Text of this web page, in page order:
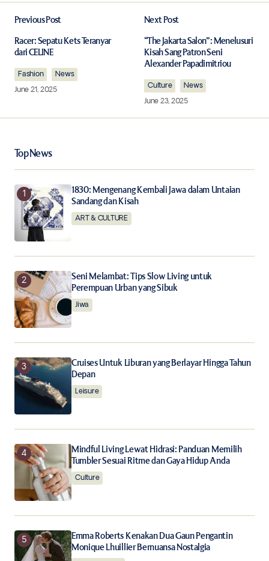
Required fields are marked*
Comment
Your Name
Your E-mail*
Save my name, email, and website in this browser for
the next time I comment.
Notify me of new posts by email.
Submit Comment
Previous Post
Racer: Sepatu Kets Teranyar
dari CELINE
Fashion
News
June 21, 2025
Next Post
“The Jakarta Salon”: Menelusuri
Kisah Sang Patron Seni
Alexander Papadimitriou
Culture
News
June 23, 2025
Top News
1830: Mengenang Kembali Jawa dalam Untaian
Sandang dan Kisah
ART & CULTURE
Seni Melambat: Tips Slow Living untuk
Perempuan Urban yang Sibuk
Jiwa
Cruises Untuk Liburan yang Berlayar Hingga Tahun
Depan
Leisure
Mindful Living Lewat Hidrasi: Panduan Memilih
Tumbler Sesuai Ritme dan Gaya Hidup Anda
Culture
Emma Roberts Kenakan Dua Gaun Pengantin
Monique Lhuillier Bernuansa Nostalgia